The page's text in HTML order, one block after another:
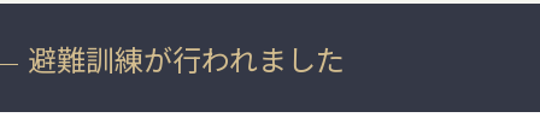
避難訓練が行われました